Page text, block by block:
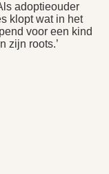
adoptieouder
klopt wat in het
voor een kind
zijn roots.’